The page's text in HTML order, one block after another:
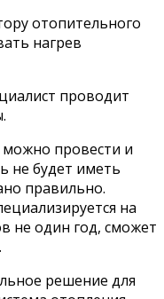
отопительного
нагрев
проводит
провести и
не будет иметь
правильно.
на
не один год, сможет
решение для